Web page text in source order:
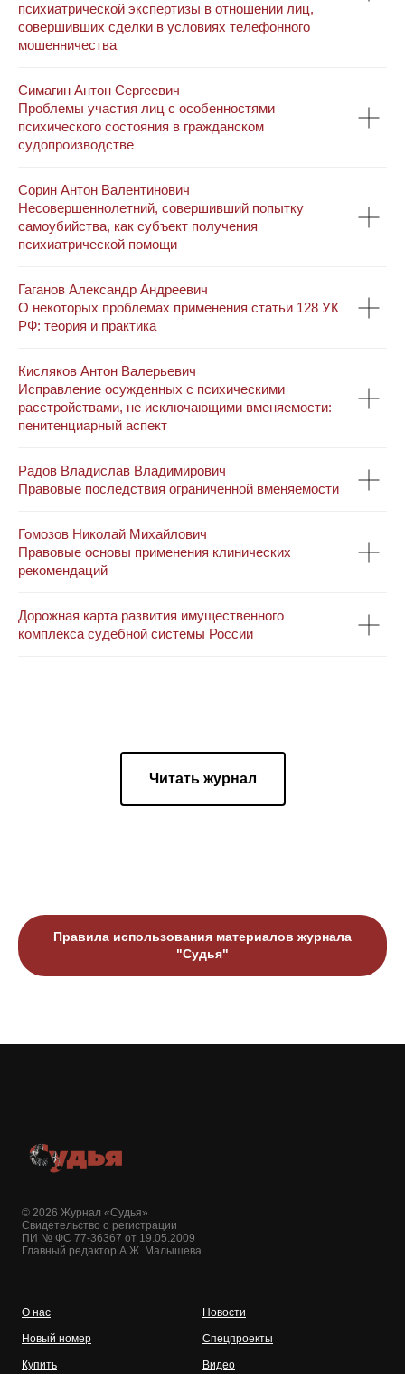
психиатрической экспертизы в отношении лиц,
совершивших сделки в условиях телефонного
мошенничества
Симагин Антон Сергеевич
Проблемы участия лиц с особенностями
психического состояния в гражданском
судопроизводстве
Сорин Антон Валентинович
Несовершеннолетний, совершивший попытку
самоубийства, как субъект получения
психиатрической помощи
Гаганов Александр Андреевич
О некоторых проблемах применения статьи 128 УК
РФ: теория и практика
Кисляков Антон Валерьевич
Исправление осужденных с психическими
расстройствами, не исключающими вменяемости:
пенитенциарный аспект
Радов Владислав Владимирович
Правовые последствия ограниченной вменяемости
Гомозов Николай Михайлович
Правовые основы применения клинических
рекомендаций
Дорожная карта развития имущественного
комплекса судебной системы России
Читать журнал
Правила использования материалов журнала
"Судья"
© 2026 Журнал «Судья»
Свидетельство о регистрации
ПИ № ФС 77-36367 от 19.05.2009
Главный редактор А.Ж. Малышева
О нас
Новый номер
Купить
Новости
Спецпроекты
Видео